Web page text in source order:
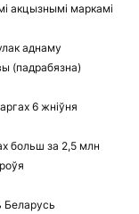
акцызнымі маркамі
аднаму
(падрабязна)
6 жніўня
больш за 2,5 млн
Беларусь